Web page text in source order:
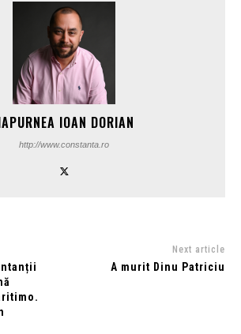
IOAN DORIAN
http://www.constanta.ro
Next article
A murit Dinu Patriciu